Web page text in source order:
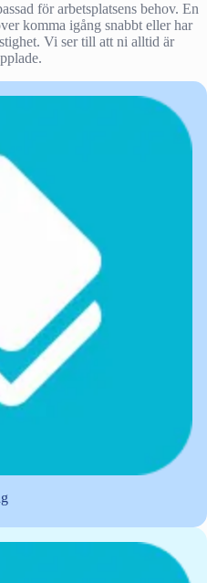
för arbetsplatsens behov. En
komma igång snabbt eller har
Vi ser till att ni alltid är